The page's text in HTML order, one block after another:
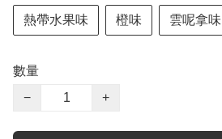
熱帶水果味 橙味 雲呢拿味
數量
−
+